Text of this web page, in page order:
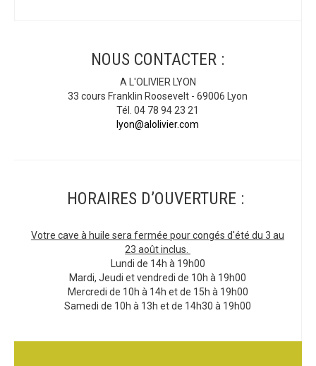
NOUS CONTACTER :
A L'OLIVIER LYON
33 cours Franklin Roosevelt - 69006 Lyon
Tél. 04 78 94 23 21
lyon@alolivier.com
HORAIRES D’OUVERTURE :
Votre cave à huile sera fermée pour congés d'été du 3 au
23 août inclus.
Lundi de 14h à 19h00
Mardi, Jeudi et vendredi de 10h à 19h00
Mercredi de 10h à 14h et de 15h à 19h00
Samedi de 10h à 13h et de 14h30 à 19h00